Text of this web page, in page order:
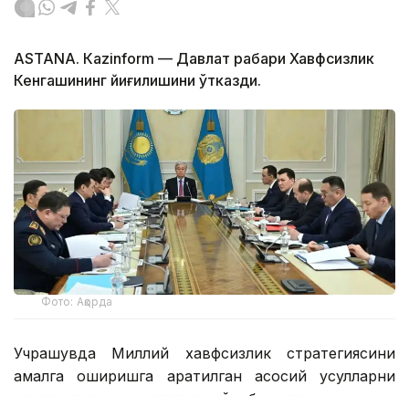
ASTANA. Кazinform — Давлат раҳбари Хавфсизлик
Кенгашининг йиғилишини ўтказди.
Фото: Ақорда
Учрашувда Миллий хавфсизлик стратегиясини
амалга оширишга қаратилган асосий усулларни